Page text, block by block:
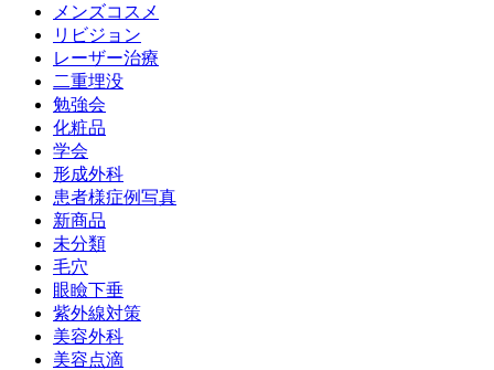
メンズコスメ
リビジョン
レーザー治療
二重埋没
勉強会
化粧品
学会
形成外科
患者様症例写真
新商品
未分類
毛穴
眼瞼下垂
紫外線対策
美容外科
美容点滴